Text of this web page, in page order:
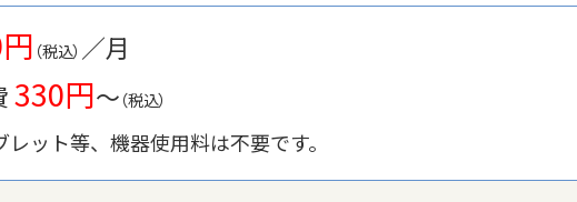
（税込） ／月
330円〜（税込）
ット等、機器使用料は不要です。